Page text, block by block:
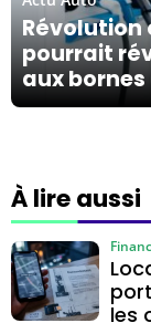
Révolution
pourrait
aux
À lire aussi
les